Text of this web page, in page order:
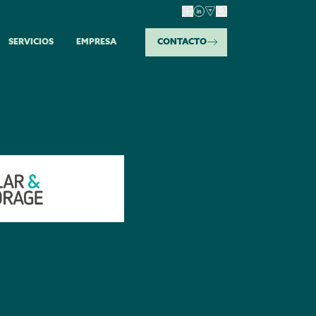
SERVICIOS EMPRESA CONTACTO